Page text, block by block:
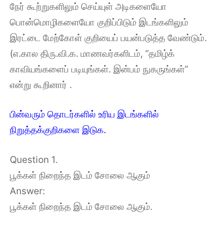
நேர் கூற்றுகளிலும் செய்யுள் அடிகளையோ
பொன்மொழிகளையோ குறிப்பிடும் இடங்களிலும்
இரட்டை மேற்கோள் குறியைப் பயன்படுத்த வேண்டும்.
(எ.கால திரு.வி.க. மாணவர்களிடம், “தமிழ்க்
காவியங்களைப் படியுங்கள். இன்பம் நுகருங்கள்”
என்று கூறினார் .
பின்வரும் தொடர்களில் உரிய இடங்களில்
நிறுத்தக்குறிகளை இடுக.
Question 1.
பூக்கள் நிறைந்த இடம் சோலை ஆகும்
Answer:
பூக்கள் நிறைந்த இடம் சோலை ஆகும்.